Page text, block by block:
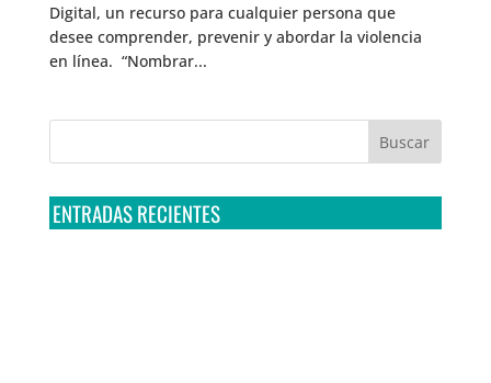
Digital, un recurso para cualquier persona que
desee comprender, prevenir y abordar la violencia
en línea. “Nombrar...
ENTRADAS RECIENTES